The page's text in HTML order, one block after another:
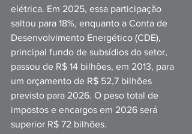
elétrica. Em 2025, essa participação
saltou para 18%, enquanto a Conta de
Desenvolvimento Energético (CDE),
principal fundo de subsídios do setor,
passou de R$ 14 bilhões, em 2013, para
um orçamento de R$ 52,7 bilhões
previsto para 2026. O peso total de
impostos e encargos em 2026 será
superior R$ 72 bilhões.